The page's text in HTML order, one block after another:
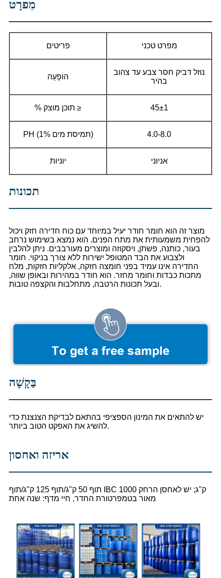
מִפרָט
פריטים מפרט טכני
הוֹפָעָה
נוזל דביק חסר צבע עד צהוב
בהיר
% תוכן מוצק ≥ 45±1
PH (תמיסת מים 1%) 4.0-8.0
יוניות אניוני
תכונות
מוצר זה הוא חומר חודר יעיל במיוחד עם כוח חדירה חזק ויכול
להפחית משמעותית את מתח הפנים. הוא נמצא בשימוש נרחב
בעור, כותנה, פשתן, ויסקוזה ומוצרים מעורבבים. ניתן להלבין
ולצבוע את הבד המטופל ישירות ללא צורך בניקוי. חומר
החדירה אינו עמיד בפני חומצה חזקה, אלקליות חזקות, מלח
מתכות כבדות וחומר מחזר. הוא חודר במהירות ובאופן שווה,
ובעל תכונות הרטבה, מתחלבות והקצפה טובות.
בַּקָשָׁה
יש להתאים את המינון הספציפי בהתאם לבדיקת הצנצנת כדי
להשיג את האפקט הטוב ביותר.
אריזה ואחסון
תוף 50 ק"ג/תוף 125 ק"ג/תוף IBC 1000 ק"ג; יש לאחסן הרחק
מאור בטמפרטורת החדר, חיי מדף: שנה אחת